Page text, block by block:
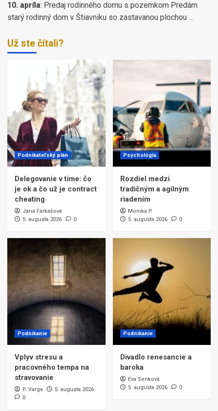
10. apríla: Predaj rodinného domu s pozemkom Predám
starý rodinný dom v Štiavniku so zastavanou plochou ...
Už ste čítali?
Podnikateľský plán
Delegovanie v tíme: čo
je ok a čo už je contract
cheating
Jana Farkašová
5. augusta 2026
0
Psychológia
Rozdiel medzi
tradičným a agilným
riadením
Monika P.
5. augusta 2026
0
Podnikanie
Vplyv stresu a
pracovného tempa na
stravovanie
P. Varga
5. augusta 2026
0
Podnikanie
Divadlo renesancie a
baroka
Eva Senková
5. augusta 2026
0